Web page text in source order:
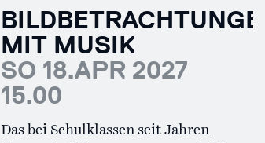
MIT MUSIK
SO 18.APR 2027
15.00
Das bei Schulklassen seit Jahren